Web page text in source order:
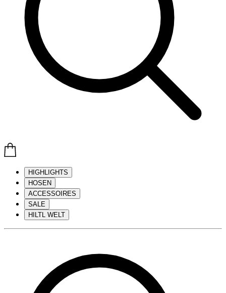
HIGHLIGHTS
HOSEN
ACCESSOIRES
SALE
HILTL WELT